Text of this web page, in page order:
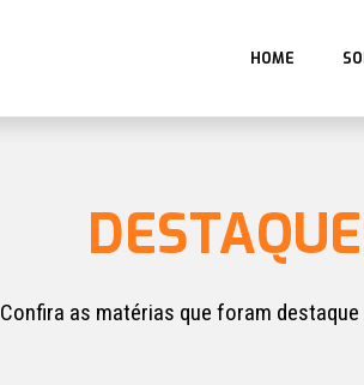
HOME
Confira as matérias que foram